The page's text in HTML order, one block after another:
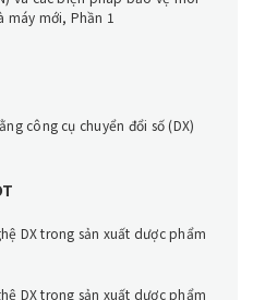
máy mới, Phần 1
công cụ chuyển đổi số (DX)
DX trong sản xuất dược phẩm
DX trong sản xuất dược phẩm